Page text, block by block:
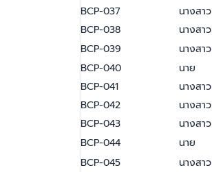
BCP-037
นางสาว
BCP-038
นางสาว
BCP-039
นางสาว
BCP-040
นาย
BCP-041
นางสาว
BCP-042
นางสาว
BCP-043
นางสาว
BCP-044
นาย
BCP-045
นางสาว